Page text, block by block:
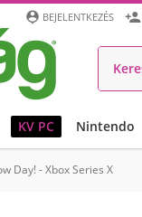

 BEJELENTKEZÉS
KV PC Nintendo
Day! - Xbox Series X